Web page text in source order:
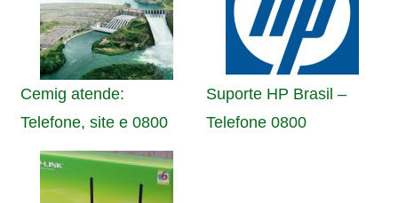
Cemig atende:
Telefone, site e 0800
Suporte HP Brasil –
Telefone 0800